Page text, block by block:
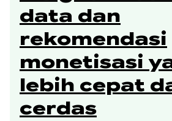
data dan
rekomendasi
monetisasi
lebih cepat
cerdas